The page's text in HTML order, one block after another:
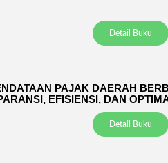
Detail Buku
PAJAK DAERAH
EFISIENSI, DAN
Detail Buku